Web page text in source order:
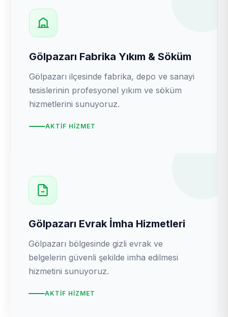
Gölpazarı Fabrika Yıkım & Söküm
Gölpazarı ilçesinde fabrika, depo ve sanayi
tesislerinin profesyonel yıkım ve söküm
hizmetlerini sunuyoruz.
AKTIF HIZMET
Gölpazarı Evrak İmha Hizmetleri
Gölpazarı bölgesinde gizli evrak ve
belgelerin güvenli şekilde imha edilmesi
hizmetini sunuyoruz.
AKTIF HIZMET